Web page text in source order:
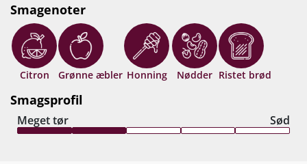
Smagenoter
Citron Grønne æbler Honning Nødder Ristet brød
Smagsprofil
Meget tør Sød